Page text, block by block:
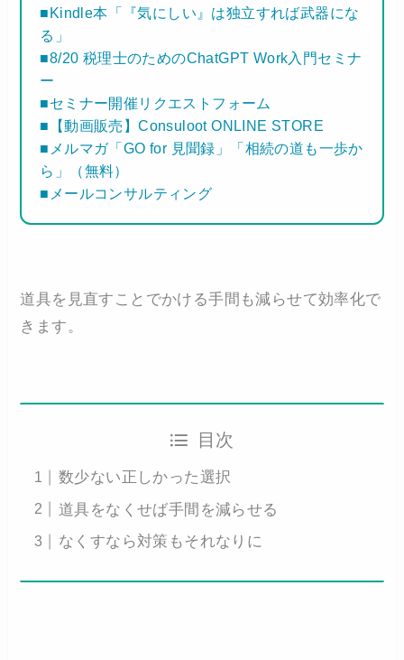
■Kindle本「『気にしい』は独立すれば武器にな
る」
■8/20 税理士のためのChatGPT Work入門セミナ
ー
■セミナー開催リクエストフォーム
■【動画販売】Consuloot ONLINE STORE
■メルマガ「GO for 見聞録」「相続の道も一歩か
ら」（無料）
■メールコンサルティング
道具を見直すことでかける手間も減らせて効率化で
きます。
目次
数少ない正しかった選択
道具をなくせば手間を減らせる
なくすなら対策もそれなりに